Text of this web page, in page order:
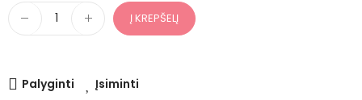
Į KREPŠELĮ
Palyginti Įsiminti